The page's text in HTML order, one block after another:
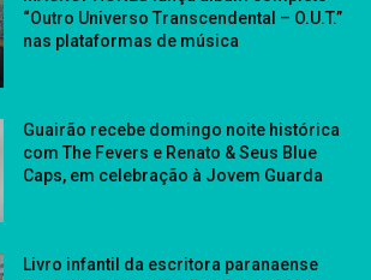
“Outro Universo Transcendental – O.U.T.”
nas plataformas de música
Guairão recebe domingo noite histórica
com The Fevers e Renato & Seus Blue
Caps, em celebração à Jovem Guarda
Livro infantil da escritora paranaense